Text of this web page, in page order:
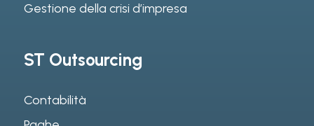
Gestione della crisi d’impresa
ST Outsourcing
Contabilità